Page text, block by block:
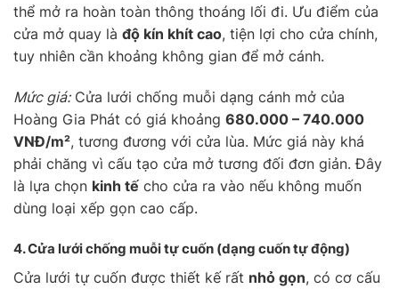
thể mở ra hoàn toàn thông thoáng lối đi. Ưu điểm của
cửa mở quay là độ kín khít cao, tiện lợi cho cửa chính,
tuy nhiên cần khoảng không gian để mở cánh.
Mức giá:Cửa lưới chống muỗi dạng cánh mở của
Hoàng Gia Phát có giá khoảng 680.000 – 740.000
VNĐ/m², tương đương với cửa lùa. Mức giá này khá
phải chăng vì cấu tạo cửa mở tương đối đơn giản. Đây
là lựa chọn kinh tế cho cửa ra vào nếu không muốn
dùng loại xếp gọn cao cấp.
4. Cửa lưới chống muỗitự cuốn (dạng cuốn tự động)
Cửa lưới tự cuốn được thiết kế rất nhỏ gọn, có cơ cấu